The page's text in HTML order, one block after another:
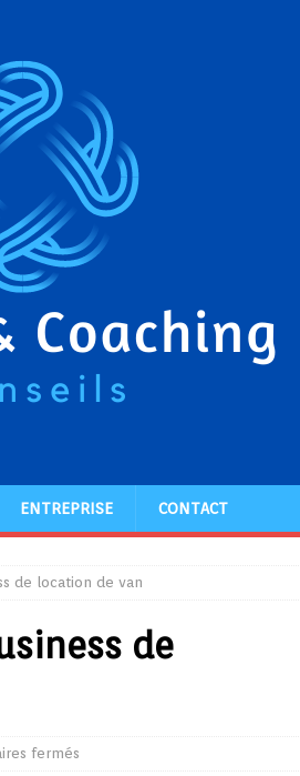
ENTREPRISE CONTACT
de location de van
de
fermés